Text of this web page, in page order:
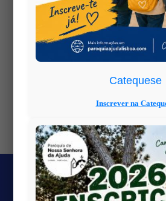
PDF is hosted on: wp-
https://
Catequese
Inscrever na